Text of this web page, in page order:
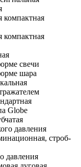
свечи
шара
Globe
давления
строб-
давления